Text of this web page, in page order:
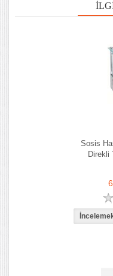
Sosis
Direkli